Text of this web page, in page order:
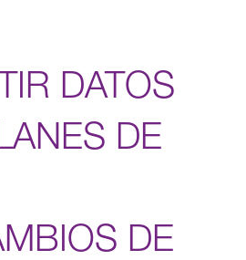
DATOS
DE
DE